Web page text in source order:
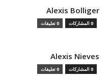
Alexis Bolliger
0 المشاركات 0 تعليقات
Alexis Nieves
0 المشاركات 0 تعليقات